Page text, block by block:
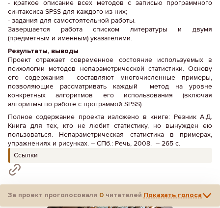
- краткое описание всех методов с записью программного
синтаксиса SPSS для каждого из них;
- задания для самостоятельной работы.
Завершается работа списком литературы и двумя
(предметным и именным) указателями.
Результаты, выводы
Проект отражает современное состояние используемых в
психологии методов непараметрической статистики. Основу
его содержания составляют многочисленные примеры,
позволяющие рассматривать каждый метод на уровне
конкретных алгоритмов его использования (включая
алгоритмы по работе с программой SPSS).
Полное содержание проекта изложено в книге: Резник А.Д.
Книга для тех, кто не любит статистику, но вынужден ею
пользоваться. Непараметрическая статистика в примерах,
упражнениях и рисунках. – СПб.: Речь, 2008. – 265 с.
Ссылки
За проект проголосовали 0 читателей Показать голоса